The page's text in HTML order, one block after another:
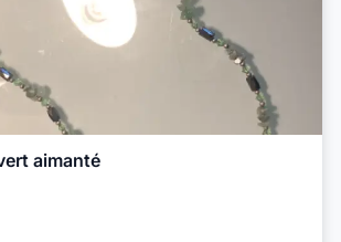
aimanté